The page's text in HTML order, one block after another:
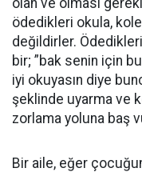
olan ve olması
ödedikleri okula,
değildirler.
bir; ”bak senin için
iyi okuyasın diye
şeklinde uyarma ve
zorlama yoluna baş
Bir aile, eğer